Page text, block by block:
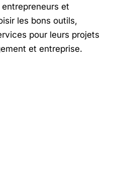
et
les bons outils,
pour leurs projets
et entreprise.